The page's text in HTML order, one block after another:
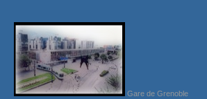
Gare de Grenoble